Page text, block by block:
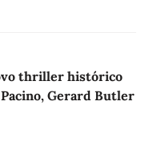
thriller histórico
Gerard Butler